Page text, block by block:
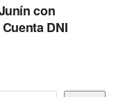
con
DNI